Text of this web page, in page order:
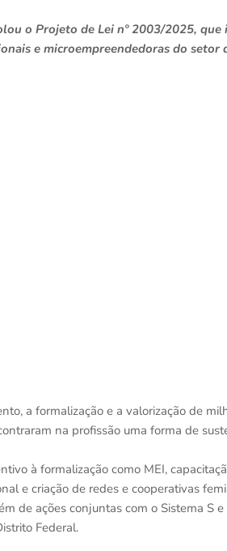
o Projeto de Lei nº 2003/2025,
e microempreendedoras do setor
a formalização e a valorização de
na profissão uma forma de
à formalização como MEI,
e criação de redes e cooperativas
de ações conjuntas com o Sistema S
Federal.